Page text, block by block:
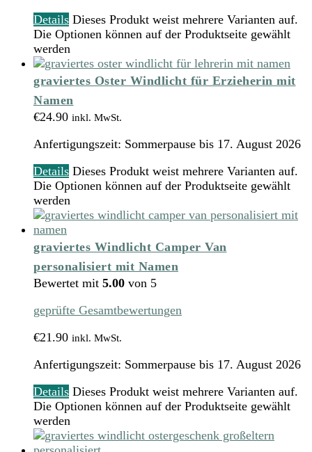
Details Dieses Produkt weist mehrere Varianten auf.
Die Optionen können auf der Produktseite gewählt
werden
graviertes Oster Windlicht für Erzieherin mit
Namen
€24.90 inkl. MwSt.
Anfertigungszeit: Sommerpause bis 17. August 2026
Details Dieses Produkt weist mehrere Varianten auf.
Die Optionen können auf der Produktseite gewählt
werden
graviertes Windlicht Camper Van
personalisiert mit Namen
Bewertet mit 5.00 von 5
geprüfte Gesamtbewertungen
€21.90 inkl. MwSt.
Anfertigungszeit: Sommerpause bis 17. August 2026
Details Dieses Produkt weist mehrere Varianten auf.
Die Optionen können auf der Produktseite gewählt
werden